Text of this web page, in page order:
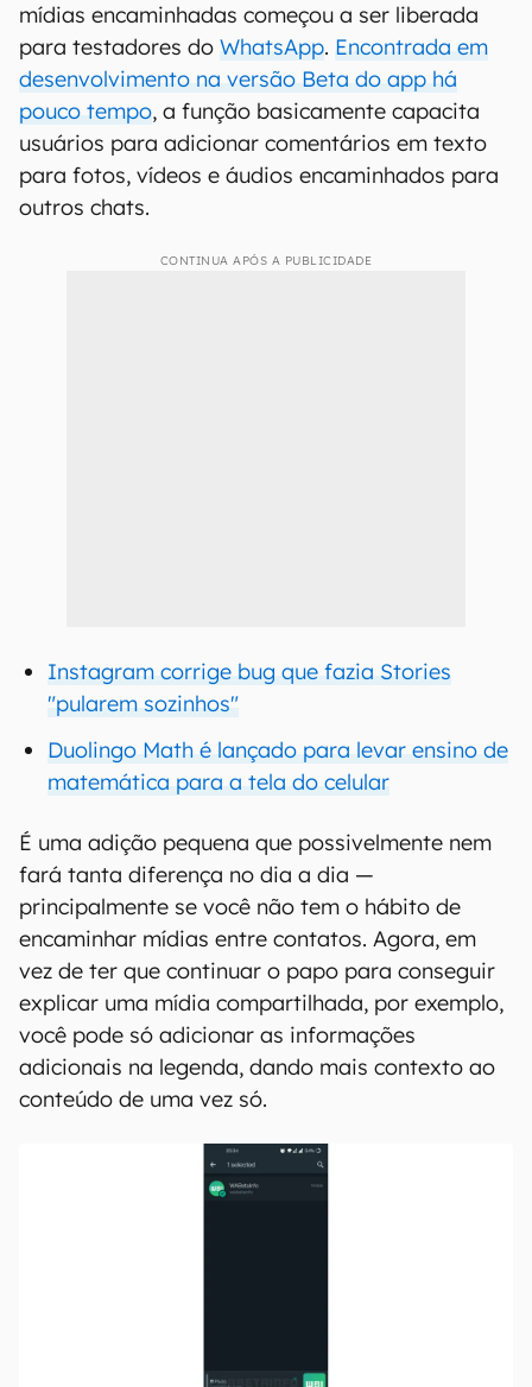
mídias encaminhadas começou a ser liberada
para testadores do WhatsApp. Encontrada em
desenvolvimento na versão Beta do app há
pouco tempo, a função basicamente capacita
usuários para adicionar comentários em texto
para fotos, vídeos e áudios encaminhados para
outros chats.
CONTINUA APÓS A PUBLICIDADE
Instagram corrige bug que fazia Stories
"pularem sozinhos"
Duolingo Math é lançado para levar ensino de
matemática para a tela do celular
É uma adição pequena que possivelmente nem
fará tanta diferença no dia a dia —
principalmente se você não tem o hábito de
encaminhar mídias entre contatos. Agora, em
vez de ter que continuar o papo para conseguir
explicar uma mídia compartilhada, por exemplo,
você pode só adicionar as informações
adicionais na legenda, dando mais contexto ao
conteúdo de uma vez só.